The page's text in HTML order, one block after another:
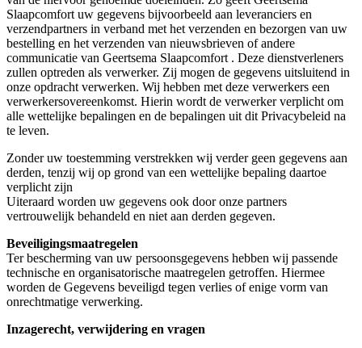
Slaapcomfort uw gegevens bijvoorbeeld aan leveranciers en
verzendpartners in verband met het verzenden en bezorgen van uw
bestelling en het verzenden van nieuwsbrieven of andere
communicatie van Geertsema Slaapcomfort . Deze dienstverleners
zullen optreden als verwerker. Zij mogen de gegevens uitsluitend in
onze opdracht verwerken. Wij hebben met deze verwerkers een
verwerkersovereenkomst. Hierin wordt de verwerker verplicht om
alle wettelijke bepalingen en de bepalingen uit dit Privacybeleid na
te leven.
Zonder uw toestemming verstrekken wij verder geen gegevens aan
derden, tenzij wij op grond van een wettelijke bepaling daartoe
verplicht zijn
Uiteraard worden uw gegevens ook door onze partners
vertrouwelijk behandeld en niet aan derden gegeven.
Beveiligingsmaatregelen
Ter bescherming van uw persoonsgegevens hebben wij passende
technische en organisatorische maatregelen getroffen. Hiermee
worden de Gegevens beveiligd tegen verlies of enige vorm van
onrechtmatige verwerking.
Inzagerecht, verwijdering en vragen